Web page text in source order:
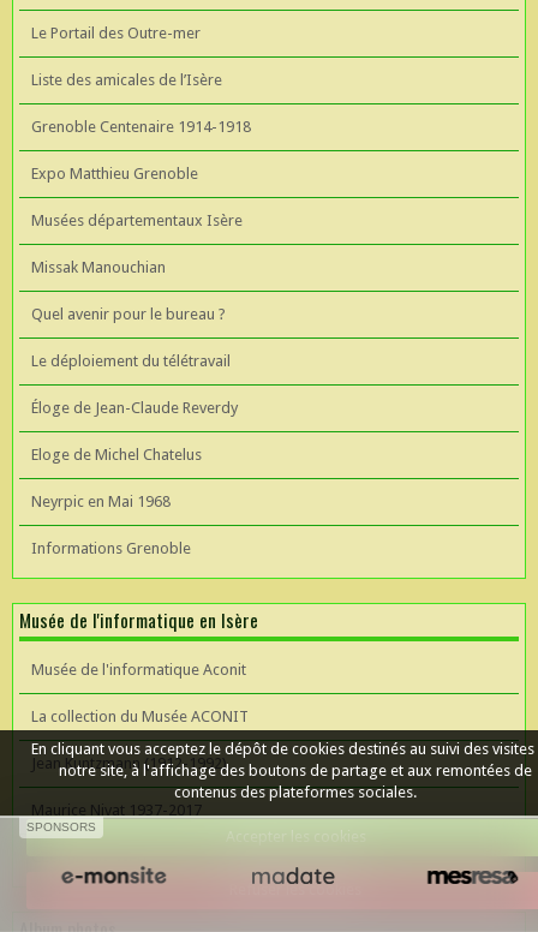
Le Portail des Outre-mer
Liste des amicales de l’Isère
Grenoble Centenaire 1914-1918
Expo Matthieu Grenoble
Musées départementaux Isère
Missak Manouchian
Quel avenir pour le bureau ?
Le déploiement du télétravail
Éloge de Jean-Claude Reverdy
Eloge de Michel Chatelus
Neyrpic en Mai 1968
Informations Grenoble
Musée de l'informatique en Isère
Musée de l'informatique Aconit
La collection du Musée ACONIT
Jean Kuntzmann (1912-1992)
Maurice Nivat 1937-2017
SPONSORS
En cliquant vous acceptez le dépôt de cookies destinés au suivi des visites
notre site, à l'affichage des boutons de partage et aux remontées de
contenus des plateformes sociales.
Refuser les cookies